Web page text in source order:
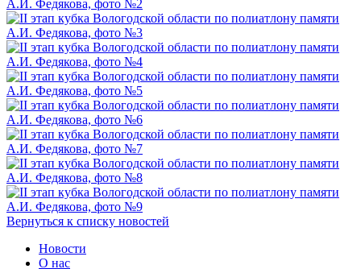
Вернуться к списку новостей
Новости
О нас